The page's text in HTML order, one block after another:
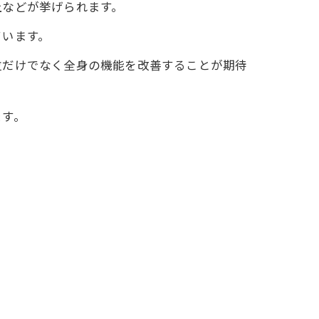
どが挙げられます。
ます。
けでなく全身の機能を改善することが期待
。